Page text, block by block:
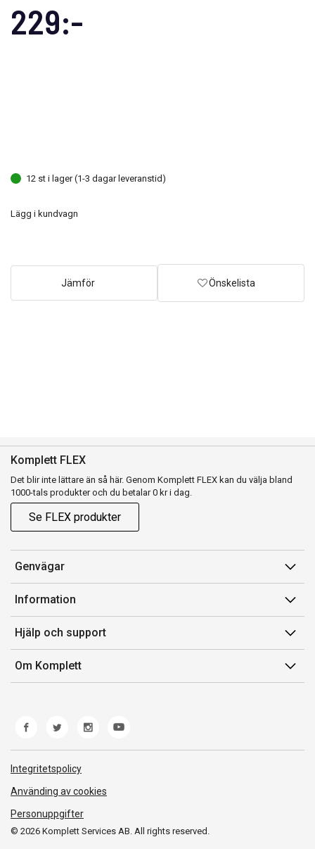
229:-
12 st i lager (1-3 dagar leveranstid)
Lägg i kundvagn
Jämför Önskelista
Komplett FLEX
Det blir inte lättare än så här. Genom Komplett FLEX kan du välja bland
1000-tals produkter och du betalar 0 kr i dag.
Se FLEX produkter
Genvägar
Konto
Orderhistorik
Presentkort
Komplett Club
Information
Försäljningsvillkor
Medlemsvillkor for Komplett Club
Lediga tjänster
Hjälp och support
Kontakta oss
Kundservice
Produkthjälp och retur
Felsökning och guider
Frakt och leverans
Om Komplett
© 2026 Komplett Services AB. All rights reserved.
Integritetspolicy
Använding av cookies
Personuppgifter